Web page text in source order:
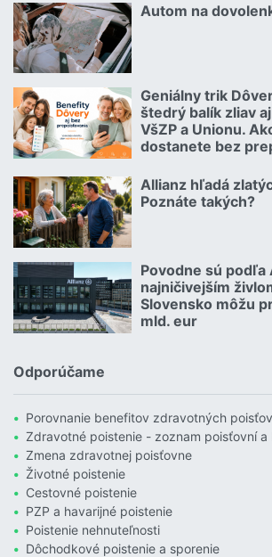
Autom na
02.07.2026 |
Geniálny trik
štedrý balík zliav
VšZP a Unionu.
dostanete bez
06.07.2026 | |
Allianz hľadá
Poznáte takých?
08.07.2026 |
Povodne sú podľa
najničivejším
Slovensko môžu
mld. eur
23.07.2026 |
Odporúčame
Porovnanie benefitov zdravotných
Zdravotné poistenie - zoznam poisťovní a
Zmena zdravotnej poisťovne
Životné poistenie
Cestovné poistenie
PZP a havarijné poistenie
Poistenie nehnuteľnosti
Dôchodkové poistenie a sporenie